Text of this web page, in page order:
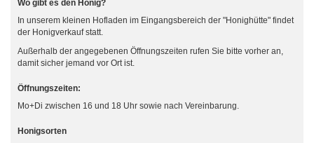
Wo gibt es den Honig?
In unserem kleinen Hofladen im Eingangsbereich der "Honighütte" findet
der Honigverkauf statt.
Außerhalb der angegebenen Öffnungszeiten rufen Sie bitte vorher an,
damit sicher jemand vor Ort ist.
Öffnungszeiten:
Mo+Di zwischen 16 und 18 Uhr sowie nach Vereinbarung.
Honigsorten